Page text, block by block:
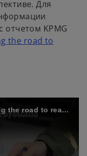
Для
отчетом KPMG
the road to
The journey continues- Navigating the road to readiness